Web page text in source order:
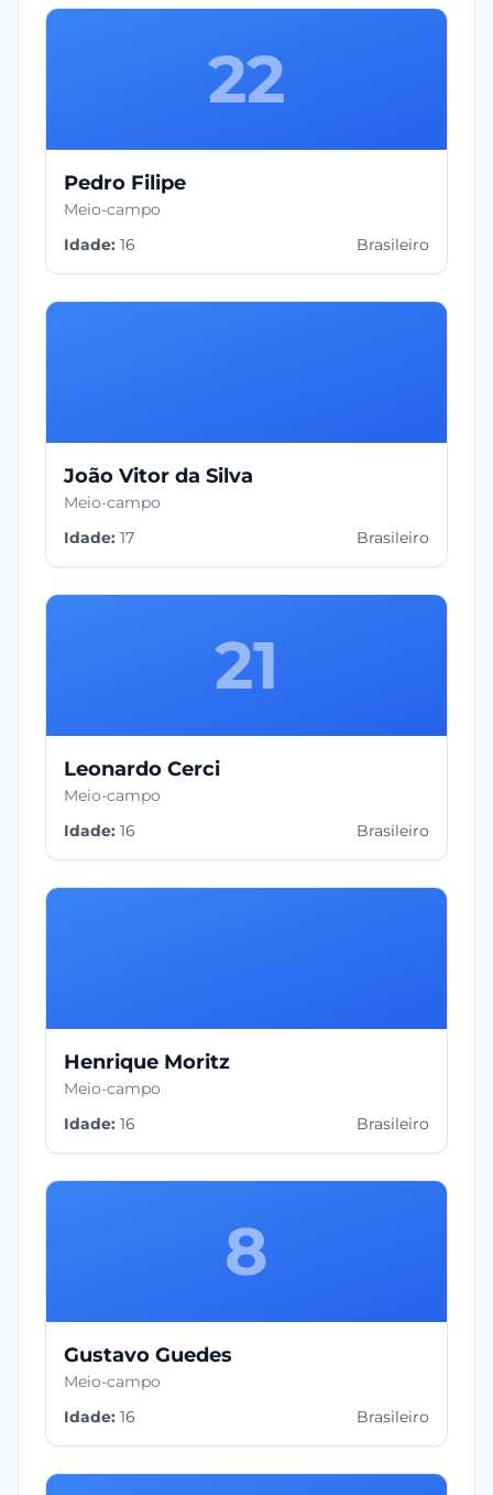
22
Pedro Filipe
Meio-campo
Idade: 16 Brasileiro
João Vitor da Silva
Meio-campo
Idade: 17 Brasileiro
21
Leonardo Cerci
Meio-campo
Idade: 16 Brasileiro
Henrique Moritz
Meio-campo
Idade: 16 Brasileiro
8
Gustavo Guedes
Meio-campo
Idade: 16 Brasileiro